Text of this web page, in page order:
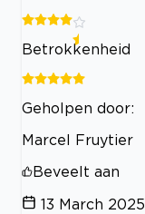
Betrokkenheid
Geholpen door:
Marcel Fruytier
Beveelt aan
13 March 2025